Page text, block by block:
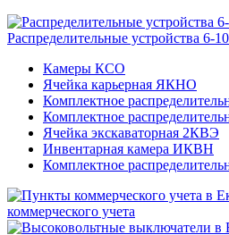
Распределительные устройства 6-
Камеры КСО
Ячейка карьерная ЯКНО
Комплектное
Комплектное
Ячейка экскаваторная 2КВЭ
Инвентарная камера ИКВН
Комплектное
коммерческого учета